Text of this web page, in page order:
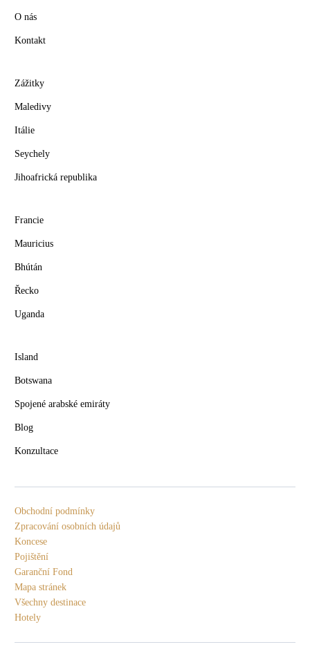
O nás
Kontakt
Zážitky
Maledivy
Itálie
Seychely
Jihoafrická republika
Francie
Mauricius
Bhútán
Řecko
Uganda
Island
Botswana
Spojené arabské emiráty
Blog
Konzultace
Obchodní podmínky
Zpracování osobních údajů
Koncese
Pojištění
Garanční Fond
Mapa stránek
Všechny destinace
Hotely